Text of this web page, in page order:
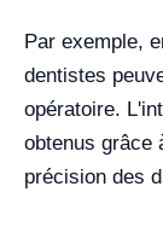
Par exemple,
dentistes
opératoire.
obtenus grâce
précision des